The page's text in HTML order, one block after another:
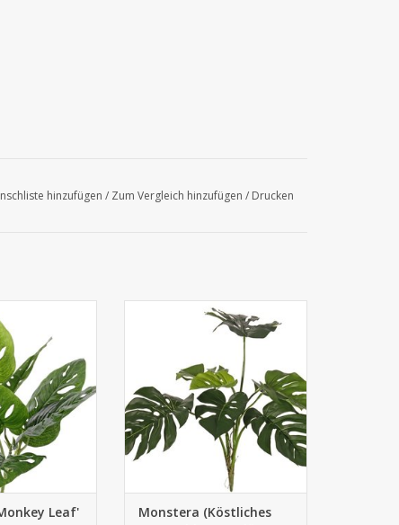
hinzufügen / Zum Vergleich hinzufügen / Drucken
'Monkey
7
H. 30cm
Leaf'
711424GRUV - Monstera
(Köstliches Fensterblatt) 8
Blätter, H. 75 cm, UV sicher
Monstera (Köstliches